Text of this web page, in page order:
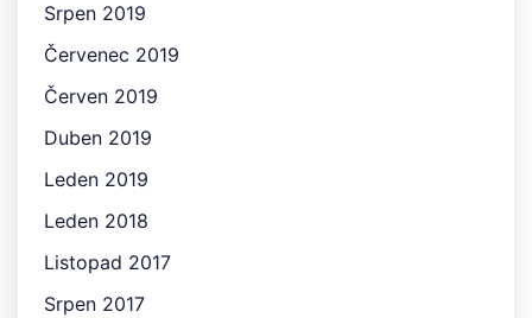
Srpen 2019
Červenec 2019
Červen 2019
Duben 2019
Leden 2019
Leden 2018
Listopad 2017
Srpen 2017